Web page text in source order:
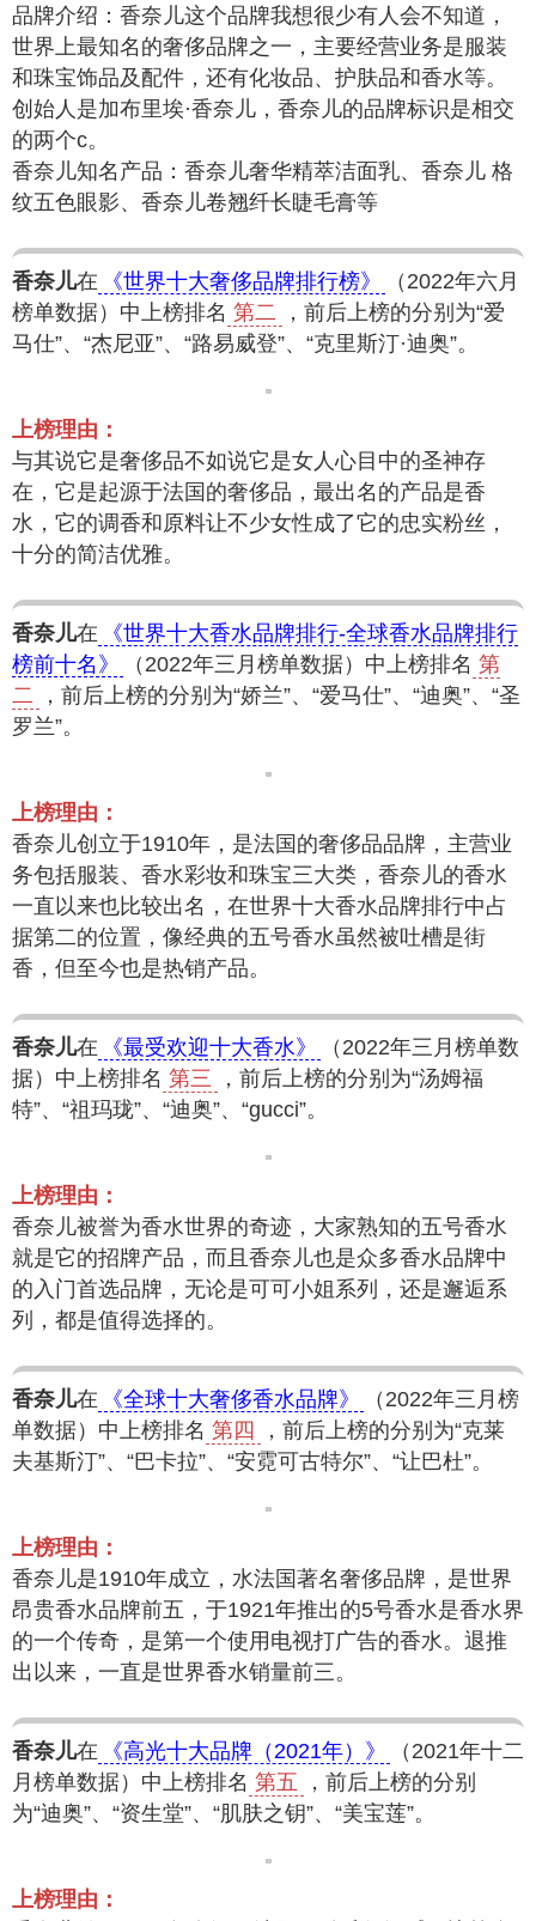
品牌介绍：香奈儿这个品牌我想很少有人会不知道，
世界上最知名的奢侈品牌之一，主要经营业务是服装
和珠宝饰品及配件，还有化妆品、护肤品和香水等。
创始人是加布里埃·香奈儿，香奈儿的品牌标识是相交
的两个c。
香奈儿知名产品：香奈儿奢华精萃洁面乳、香奈儿 格
纹五色眼影、香奈儿卷翘纤长睫毛膏等
香奈儿在 《世界十大奢侈品牌排行榜》
（2022年六月
榜单数据）中上榜排名 第二
，前后上榜的分别为“爱
马仕”、“杰尼亚”、“路易威登”、“克里斯汀·迪奥”。
上榜理由：
与其说它是奢侈品不如说它是女人心目中的圣神存
在，它是起源于法国的奢侈品，最出名的产品是香
水，它的调香和原料让不少女性成了它的忠实粉丝，
十分的简洁优雅。
香奈儿在
《世界十大香水品牌排行-全球香水品牌排行
榜前十名》
（2022年三月榜单数据）中上榜排名 第
二
，前后上榜的分别为“娇兰”、“爱马仕”、“迪奥”、“圣
罗兰”。
上榜理由：
香奈儿创立于1910年，是法国的奢侈品品牌，主营业
务包括服装、香水彩妆和珠宝三大类，香奈儿的香水
一直以来也比较出名，在世界十大香水品牌排行中占
据第二的位置，像经典的五号香水虽然被吐槽是街
香，但至今也是热销产品。
香奈儿在 《最受欢迎十大香水》
（2022年三月榜单数
据）中上榜排名 第三
，前后上榜的分别为“汤姆福
特”、“祖玛珑”、“迪奥”、“gucci”。
上榜理由：
香奈儿被誉为香水世界的奇迹，大家熟知的五号香水
就是它的招牌产品，而且香奈儿也是众多香水品牌中
的入门首选品牌，无论是可可小姐系列，还是邂逅系
列，都是值得选择的。
香奈儿在 《全球十大奢侈香水品牌》
（2022年三月榜
单数据）中上榜排名 第四
，前后上榜的分别为“克莱
夫基斯汀”、“巴卡拉”、“安霓可古特尔”、“让巴杜”。
上榜理由：
香奈儿是1910年成立，水法国著名奢侈品牌，是世界
昂贵香水品牌前五，于1921年推出的5号香水是香水界
的一个传奇，是第一个使用电视打广告的香水。退推
出以来，一直是世界香水销量前三。
香奈儿在 《高光十大品牌（2021年）》
（2021年十二
月榜单数据）中上榜排名 第五
，前后上榜的分别
为“迪奥”、“资生堂”、“肌肤之钥”、“美宝莲”。
上榜理由：